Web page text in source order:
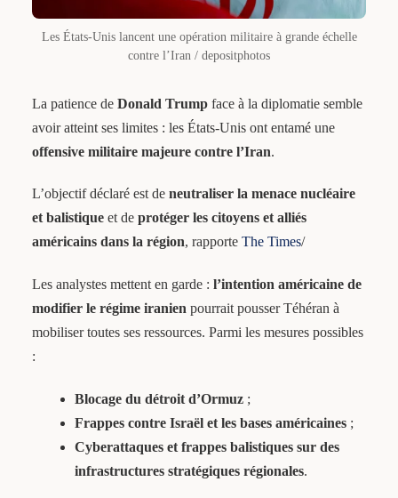
Les États-Unis lancent une opération militaire à grande échelle
contre l’Iran / depositphotos
La patience de Donald Trumpface à la diplomatie semble
avoir atteint ses limites : les États-Unis ont entamé une
offensive militaire majeure contre l’Iran.
L’objectif déclaré est de neutraliser la menace nucléaire
et balistiqueet de protéger les citoyens et alliés
américains dans la région, rapporte The Times/
Les analystes mettent en garde : l’intention américaine de
modifier le régime iranien pourrait pousser Téhéran à
mobiliser toutes ses ressources. Parmi les mesures possibles
:
Blocage du détroit d’Ormuz;
Frappes contre Israël et les bases américaines;
Cyberattaques et frappes balistiques sur des
infrastructures stratégiques régionales.